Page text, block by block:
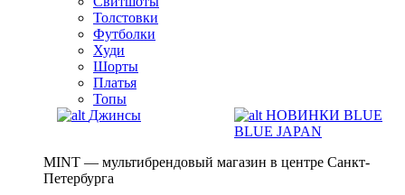
Толстовки
Футболки
Худи
Шорты
Платья
Топы
Джинсы
НОВИНКИ BLUE
BLUE JAPAN
MINT — мультибрендовый магазин в центре Санкт-
Петербурга